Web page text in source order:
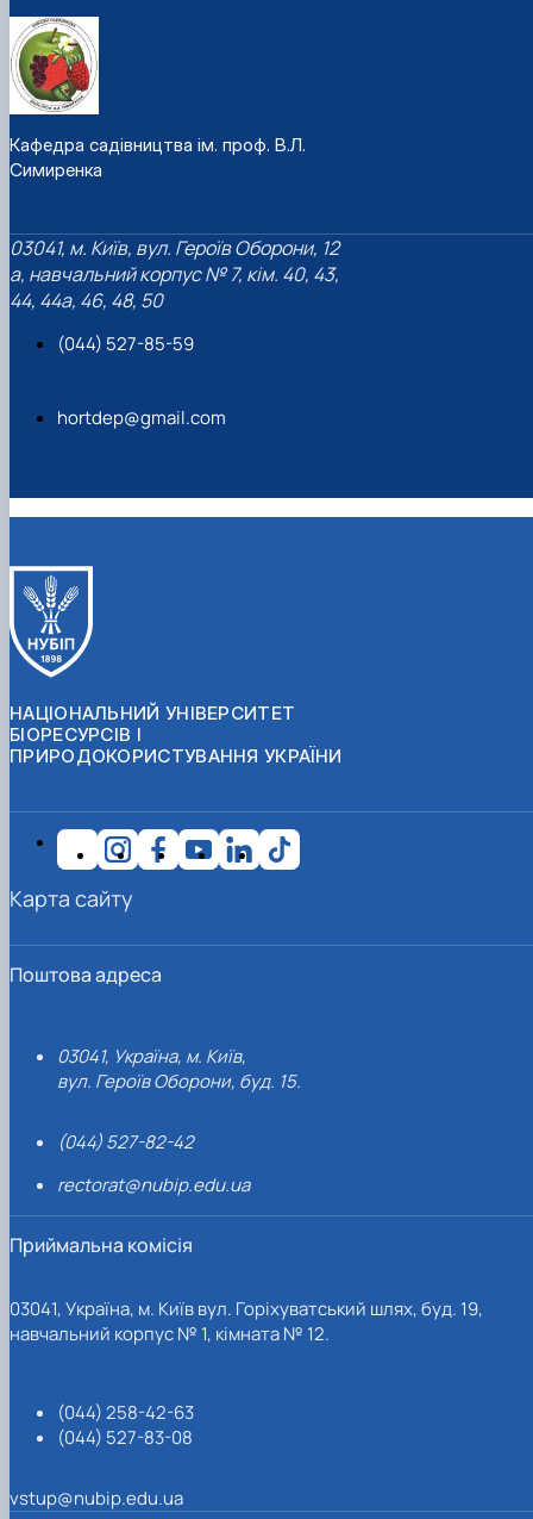
Кафедра садівництва ім. проф. В.Л.
Симиренка
03041, м. Київ, вул. Героїв Оборони, 12
а, навчальний корпус № 7, кім. 40, 43,
44, 44а, 46, 48, 50
(044) 527-85-59
hortdep@gmail.com
НАЦІОНАЛЬНИЙ УНІВЕРСИТЕТ
БІОРЕСУРСІВ І
ПРИРОДОКОРИСТУВАННЯ УКРАЇНИ
Поштова адреса
03041, Україна, м. Київ,
вул. Героїв Оборони, буд. 15.
(044) 527-82-42
rectorat@nubip.edu.ua
Приймальна комісія
03041, Україна, м. Київ вул. Горіхуватський шлях, буд. 19,
навчальний корпус № 1, кімната № 12.
(044) 258-42-63
(044) 527-83-08
vstup@nubip.edu.ua
Карта сайту